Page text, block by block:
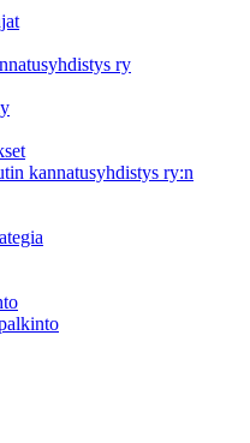
ry
kannatusyhdistys ry:n